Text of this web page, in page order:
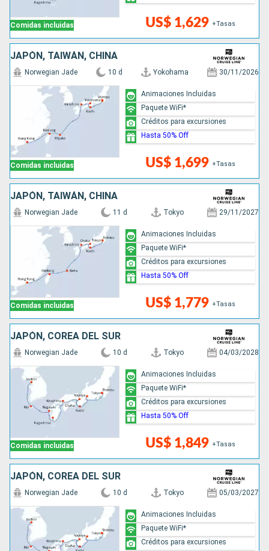
Comidas incluidas US$ 1,629 +Tasas
JAPÓN, TAIWÁN, CHINA
Comidas incluidas
Norwegian Jade 10 d Yokohama 30/11/2026
US$ 1,699 +Tasas
Animaciones Incluidas
Paquete WiFi*
Créditos para excursiones
Hasta 50% Off
JAPÓN, TAIWÁN, CHINA
Comidas incluidas
Norwegian Jade 11 d Tokyo 29/11/2027
US$ 1,779 +Tasas
Animaciones Incluidas
Paquete WiFi*
Créditos para excursiones
Hasta 50% Off
JAPÓN, COREA DEL SUR
Comidas incluidas
Norwegian Jade 10 d Tokyo 04/03/2028
US$ 1,849 +Tasas
Animaciones Incluidas
Paquete WiFi*
Créditos para excursiones
Hasta 50% Off
JAPÓN, COREA DEL SUR
Norwegian Jade 10 d Tokyo 05/03/2027
Animaciones Incluidas
Paquete WiFi*
Créditos para excursiones